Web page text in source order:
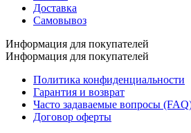
Доставка
Самовывоз
Информация для покупателей
Информация для покупателей
Политика конфиденциальности
Гарантия и возврат
Часто задаваемые вопросы
Договор оферты